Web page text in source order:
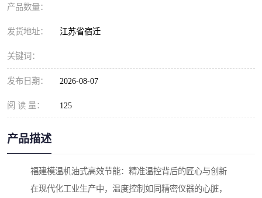
产品数量：
发货地址： 江苏省宿迁
关键词：
发布日期： 2026-08-07
阅 读 量： 125
产品描述
福建模温机油式高效节能：精准温控背后的匠心与创新
在现代化工业生产中，温度控制如同精密仪器的心脏，